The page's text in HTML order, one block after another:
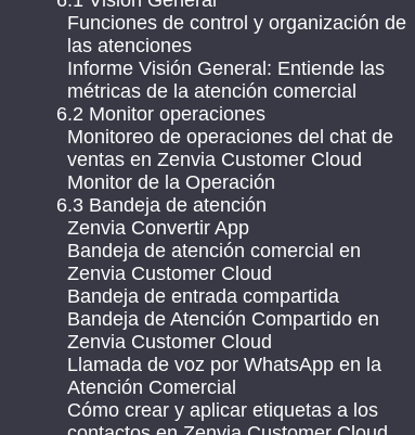
Funciones de control y organización de
las atenciones
Informe Visión General: Entiende las
métricas de la atención comercial
6.2 Monitor operaciones
Monitoreo de operaciones del chat de
ventas en Zenvia Customer Cloud
Monitor de la Operación
6.3 Bandeja de atención
Zenvia Convertir App
Bandeja de atención comercial en
Zenvia Customer Cloud
Bandeja de entrada compartida
Bandeja de Atención Compartido en
Zenvia Customer Cloud
Llamada de voz por WhatsApp en la
Atención Comercial
Cómo crear y aplicar etiquetas a los